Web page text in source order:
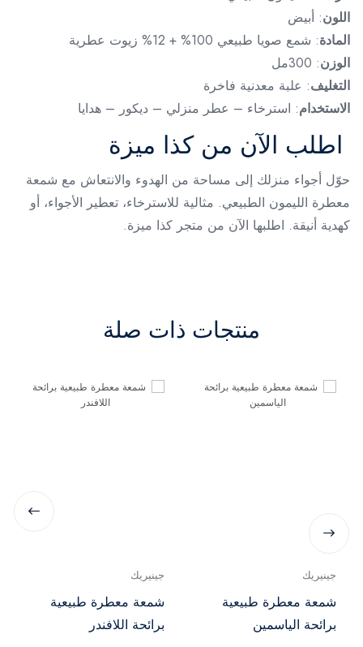
اللون: أبيض
المادة: شمع صويا طبيعي 100% + 12% زيوت عطرية
الوزن: 300مل
التغليف: علبة معدنية فاخرة
الاستخدام: استرخاء – عطر منزلي – ديكور – هدايا
اطلب الآن من كذا ميزة
حوّل أجواء منزلك إلى مساحة من الهدوء والانتعاش مع شمعة
معطرة الليمون الطبيعي. مثالية للاسترخاء، تعطير الأجواء، أو
كهدية أنيقة. اطلبها الآن من متجر كذا ميزة.
منتجات ذات صلة
جينيريك
شمعة معطرة طبيعية
برائحة الياسمين
جينيريك
شمعة معطرة طبيعية
برائحة اللافندر